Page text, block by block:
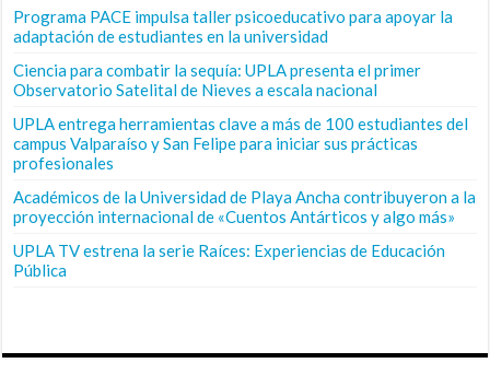
Programa PACE impulsa taller psicoeducativo para apoyar la
adaptación de estudiantes en la universidad
Ciencia para combatir la sequía: UPLA presenta el primer
Observatorio Satelital de Nieves a escala nacional
UPLA entrega herramientas clave a más de 100 estudiantes del
campus Valparaíso y San Felipe para iniciar sus prácticas
profesionales
Académicos de la Universidad de Playa Ancha contribuyeron a la
proyección internacional de «Cuentos Antárticos y algo más»
UPLA TV estrena la serie Raíces: Experiencias de Educación
Pública